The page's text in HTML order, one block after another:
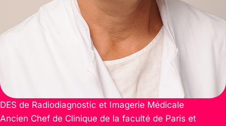
DES de Radiodiagnostic et Imagerie Médicale
Ancien Chef de Clinique de la faculté de Paris et